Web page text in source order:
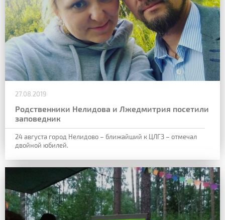
27.08.2019
Родственники Нелидова и Лжедмитрия посетили
заповедник
24 августа город Нелидово – ближайший к ЦЛГЗ – отмечал
двойной юбилей.